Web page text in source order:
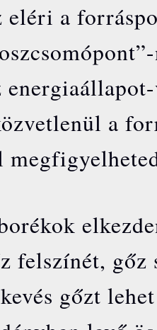
a
a
felszínét, gőz
gőzt